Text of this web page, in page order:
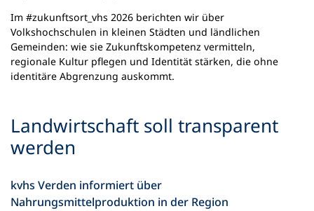
Im #zukunftsort_vhs 2026 berichten wir über
Volkshochschulen in kleinen Städten und ländlichen
Gemeinden: wie sie Zukunftskompetenz vermitteln,
regionale Kultur pflegen und Identität stärken, die ohne
identitäre Abgrenzung auskommt.
Landwirtschaft soll transparent
werden
kvhs Verden informiert über
Nahrungsmittelproduktion in der Region